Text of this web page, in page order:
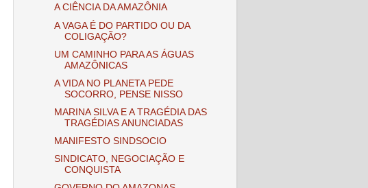
A CIÊNCIA DA AMAZÔNIA
A VAGA É DO PARTIDO OU DA
COLIGAÇÃO?
UM CAMINHO PARA AS ÁGUAS
AMAZÔNICAS
A VIDA NO PLANETA PEDE
SOCORRO, PENSE NISSO
MARINA SILVA E A TRAGÉDIA DAS
TRAGÉDIAS ANUNCIADAS
MANIFESTO SINDSOCIO
SINDICATO, NEGOCIAÇÃO E
CONQUISTA